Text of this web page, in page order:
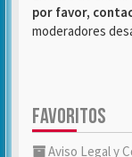
por favor,
moderadores
FAVORITOS
Aviso Legal y